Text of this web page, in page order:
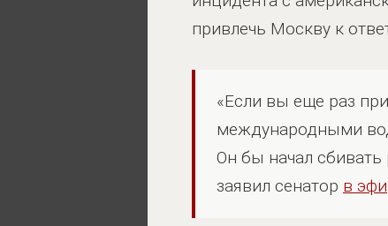
привлечь Москву к
«Если вы еще раз
международными
Он бы начал
заявил сенатор в